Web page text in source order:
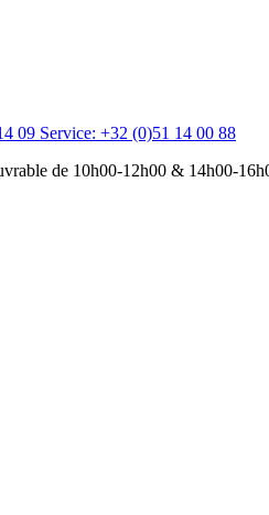
09 Service: +32 (0)51 14 00 88
de 10h00-12h00 & 14h00-